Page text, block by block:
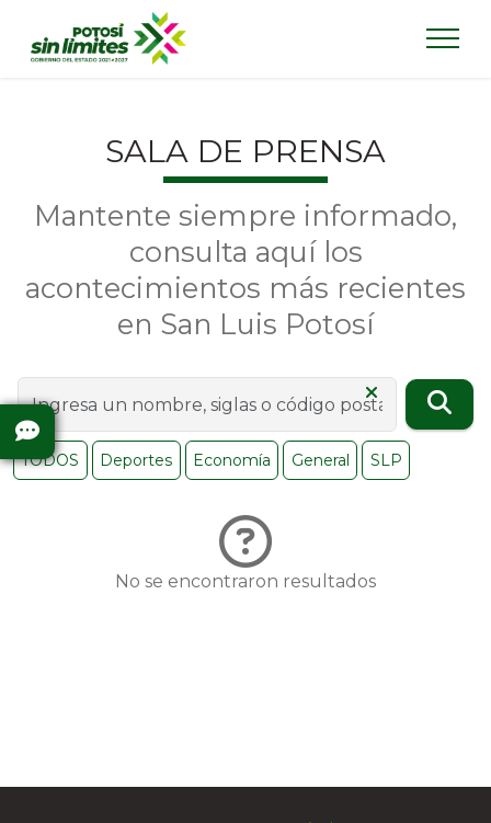
SALA DE PRENSA
Mantente siempre informado,
consulta aquí los
acontecimientos más recientes
en San Luis Potosí
TODOS Deportes Economía General SLP
No se encontraron resultados